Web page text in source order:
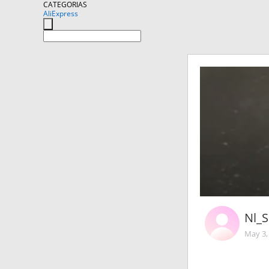
CATEGORIAS
AliExpress
May